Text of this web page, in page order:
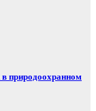
природоохранном